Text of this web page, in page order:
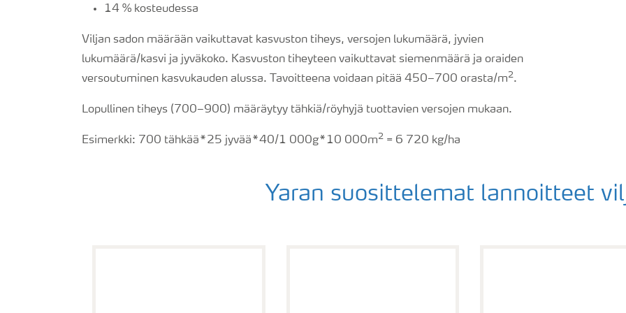
14 % kosteudessa
Viljan sadon määrään vaikuttavat kasvuston tiheys, versojen lukumäärä, jyvien
lukumäärä/kasvi ja jyväkoko. Kasvuston tiheyteen vaikuttavat siemenmäärä ja oraiden
versoutuminen kasvukauden alussa. Tavoitteena voidaan pitää 450–700 orasta/m2.
Lopullinen tiheys (700–900) määräytyy tähkiä/röyhyjä tuottavien versojen mukaan.
Esimerkki: 700 tähkää*25 jyvää*40/1 000g*10 000m2 = 6 720 kg/ha
Yaran suosittelemat lannoitteet